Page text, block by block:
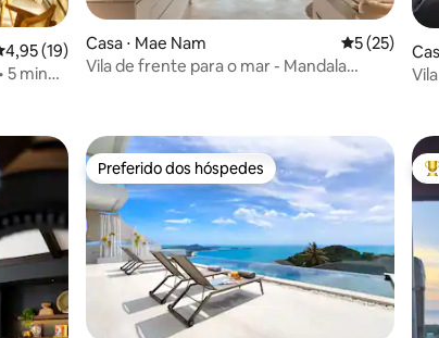
de uma avaliação média de 5, 19 avaliações
4,95 (19)
5 min
Casa ⋅ Mae Nam 5 de uma
5 (25)
Vila de frente para o mar - Mandala
Preferido dos hóspedes
Preferido dos hóspedes